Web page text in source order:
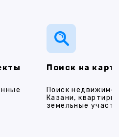
Поиск на
Поиск
Казани,
земельные